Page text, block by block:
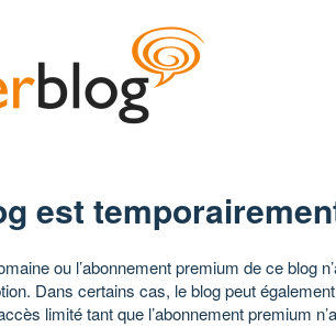
est
ou l’abonnement premium de ce blog
Dans certains cas, le blog peut
limité tant que l’abonnement premium